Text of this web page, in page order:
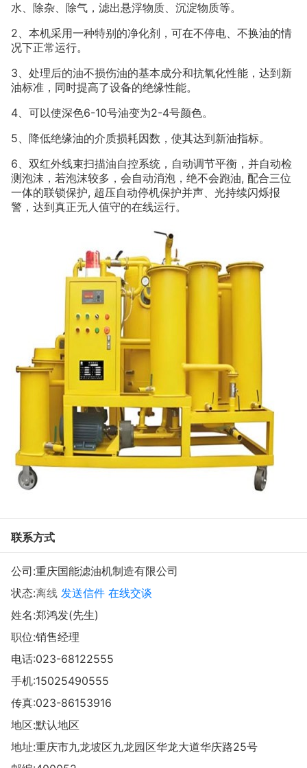
水、除杂、除气，滤出悬浮物质、沉淀物质等。
2 、本机采用一种特别的净化剂，可在不停电、不换油的情
况下正常运行。
3 、处理后的油不损伤油的基本成分和抗氧化性能，达到新
油标准，同时提高了设备的绝缘性能。
4 、可以使深色6-10号油变为2-4号颜色。
5 、降低绝缘油的介质损耗因数，使其达到新油指标。
6 、双红外线束扫描油自控系统，自动调节平衡，并自动检
测泡沫，若泡沫较多，会自动消泡，绝不会跑油, 配合三位
一体的联锁保护, 超压自动停机保护并声、光持续闪烁报
警，达到真正无人值守的在线运行。
联系方式
公司:重庆国能滤油机制造有限公司
状态:离线 发送信件 在线交谈
姓名:郑鸿发(先生)
职位:销售经理
电话:023-68122555
手机:15025490555
传真:023-86153916
地区:默认地区
地址:重庆市九龙坡区九龙园区华龙大道华庆路25号